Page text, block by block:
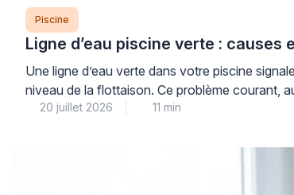
Piscine
Ligne d’eau piscine verte :
Une ligne d’eau verte dans votre piscine
niveau de la flottaison. Ce problème courant,
progressive adaptée […]
20 juillet 2026 11 min